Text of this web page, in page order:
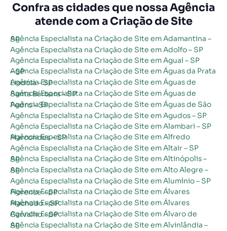
Confra as cidades que nossa Agência
atende com a Criação de Site
Agência Especialista na Criação de Site em Adamantina – SP
Agência Especialista na Criação de Site em Adolfo – SP
Agência Especialista na Criação de Site em Aguaí – SP
Agência Especialista na Criação de Site em Águas da Prata – SP
Agência Especialista na Criação de Site em Águas de Lindóia – SP
Agência Especialista na Criação de Site em Águas de Santa Bárbara – SP
Agência Especialista na Criação de Site em Águas de São Pedro – SP
Agência Especialista na Criação de Site em Agudos – SP
Agência Especialista na Criação de Site em Alambari – SP
Agência Especialista na Criação de Site em Alfredo Marcondes – SP
Agência Especialista na Criação de Site em Altair – SP
Agência Especialista na Criação de Site em Altinópolis – SP
Agência Especialista na Criação de Site em Alto Alegre – SP
Agência Especialista na Criação de Site em Alumínio – SP
Agência Especialista na Criação de Site em Álvares Florence – SP
Agência Especialista na Criação de Site em Álvares Machado – SP
Agência Especialista na Criação de Site em Álvaro de Carvalho – SP
Agência Especialista na Criação de Site em Alvinlândia – SP